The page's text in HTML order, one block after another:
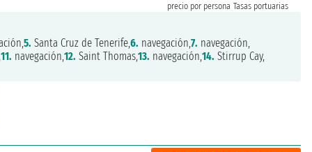
precio por persona Tasas portuarias
5. Santa Cruz de Tenerife,6. navegación,7. navegación,
11. navegación,12. Saint Thomas,13. navegación,14. Stirrup Cay,